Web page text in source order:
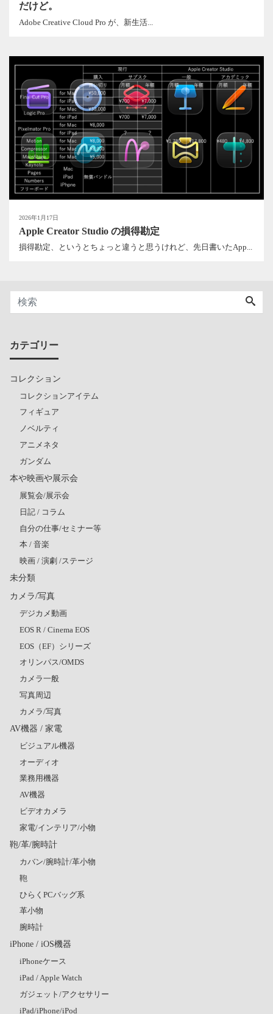
だけど。
Adobe Creative Cloud Pro が、新生活...
2026年1月17日
Apple Creator Studio の損得勘定
損得勘定、というとちょっと違うと思うけれど、先日書いたApp...
カテゴリー
コレクション
コレクションアイテム
フィギュア
ノベルティ
アニメネタ
ガンダム
本や映画や展示会
展覧会/展示会
日記 / コラム
自分の仕事/セミナー等
本 / 音楽
映画 / 演劇 /ステージ
未分類
カメラ/写真
デジカメ動画
EOS R / Cinema EOS
EOS（EF）シリーズ
オリンパス/OMDS
カメラ一般
写真周辺
カメラ/写真
AV機器 / 家電
ビジュアル機器
オーディオ
業務用機器
AV機器
ビデオカメラ
家電/インテリア/小物
鞄/革/腕時計
カバン/腕時計/革小物
鞄
ひらくPCバッグ系
革小物
腕時計
iPhone / iOS機器
iPhoneケース
iPad / Apple Watch
ガジェット/アクセサリー
iPad/iPhone/iPod